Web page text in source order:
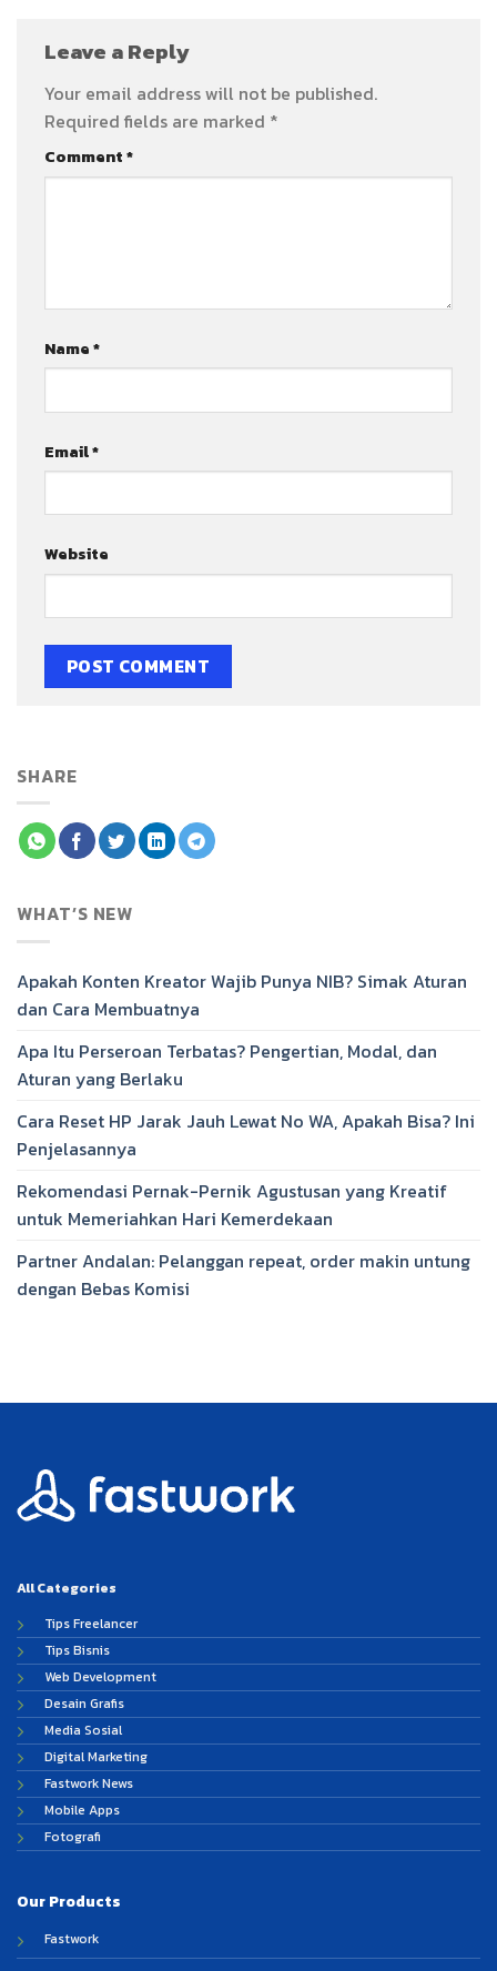
Leave a Reply
Your email address will not be published.
Required fields are marked *
Comment*
Name*
Email*
Website
SHARE
WHAT’S NEW
Apakah Konten Kreator Wajib Punya NIB? Simak Aturan
dan Cara Membuatnya
Apa Itu Perseroan Terbatas? Pengertian, Modal, dan
Aturan yang Berlaku
Cara Reset HP Jarak Jauh Lewat No WA, Apakah Bisa? Ini
Penjelasannya
Rekomendasi Pernak-Pernik Agustusan yang Kreatif
untuk Memeriahkan Hari Kemerdekaan
Partner Andalan: Pelanggan repeat, order makin untung
dengan Bebas Komisi
All Categories
Tips Freelancer
Tips Bisnis
Web Development
Desain Grafis
Media Sosial
Digital Marketing
Fastwork News
Mobile Apps
Fotografi
Our Products
Fastwork